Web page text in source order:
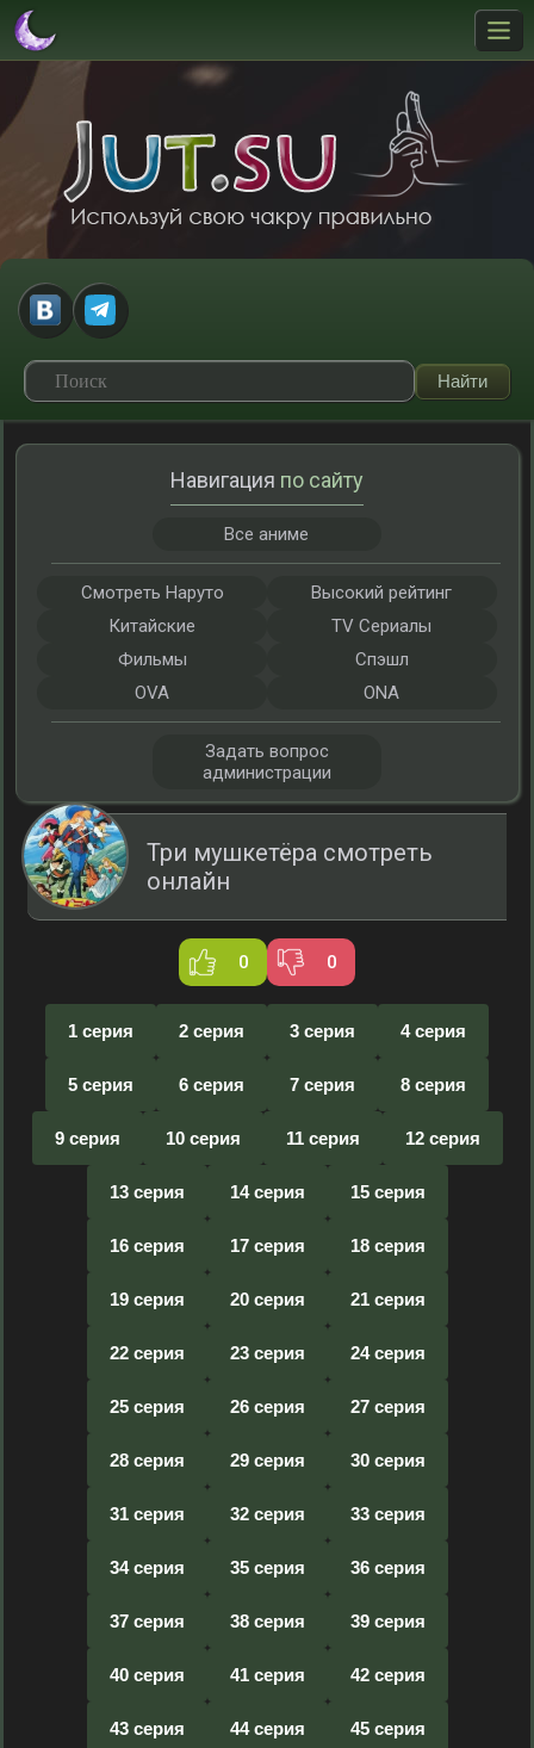
Три мушкетёра смотреть
онлайн
0 0
1 серия 2 серия 3 серия 4 серия
5 серия 6 серия 7 серия 8 серия
9 серия 10 серия 11 серия 12 серия
13 серия 14 серия 15 серия
16 серия 17 серия 18 серия
19 серия 20 серия 21 серия
22 серия 23 серия 24 серия
25 серия 26 серия 27 серия
28 серия 29 серия 30 серия
31 серия 32 серия 33 серия
34 серия 35 серия 36 серия
37 серия 38 серия 39 серия
40 серия 41 серия 42 серия
43 серия 44 серия 45 серия
Навигация по сайту
Все аниме
Смотреть Наруто
Высокий рейтинг
Китайские
TV Сериалы
Фильмы
Спэшл
OVA
ONA
Задать вопрос
администрации